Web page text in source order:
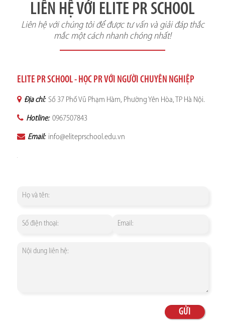
LIÊN HỆ VỚI ELITE PR SCHOOL
Liên hệ với chúng tôi để được tư vấn và giải đáp thắc
mắc một cách nhanh chóng nhất!
ELITE PR SCHOOL - HỌC PR VỚI NGƯỜI CHUYÊN NGHIỆP
Địa chỉ: Số 37 Phố Vũ Phạm Hàm, Phường Yên Hòa, TP Hà Nội.
Hotline: 0967507843
Email: info@eliteprschool.edu.vn